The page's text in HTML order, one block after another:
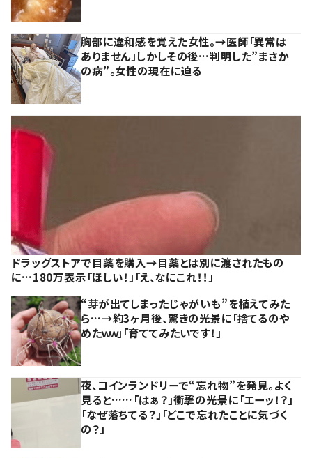
胸部に違和感を覚えた女性。→医師「異常は
ありません」しかしその後…判明した”まさか
の病”。女性の現在に迫る
ドラッグストアで目薬を購入→目薬とは別に渡されたもの
に…180万表示「ほしい！」「え、なにこれ！！」
“芽が出てしまったじゃがいも”を植えてみた
ら…→約3ヶ月後、驚きの光景に「捨てるのや
めたｗｗ」「育ててみたいです！」
夜、コインランドリーで“忘れ物”を発見。よく
見ると……「はぁ？」衝撃の光景に「エーッ！？」
「なぜ落ちてる？」「どこで忘れたことに気づく
の？」